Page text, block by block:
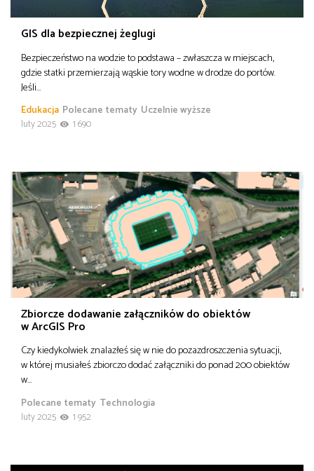
GIS dla bezpiecznej żeglugi
Bezpieczeństwo na wodzie to podstawa – zwłaszcza w miejscach,
gdzie statki przemierzają wąskie tory wodne w drodze do portów.
Jeśli…
Edukacja Polecane tematy Uczelnie wyższe
luty 2025
1 690
Zbiorcze dodawanie załączników do obiektów
w ArcGIS Pro
Czy kiedykolwiek znalazłeś się w nie do pozazdroszczenia sytuacji,
w której musiałeś zbiorczo dodać załączniki do ponad 200 obiektów
w…
Polecane tematy Technologia
luty 2025
1 952